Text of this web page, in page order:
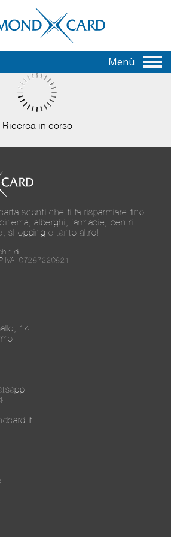
Menù
Ricerca in corso
sconti che ti fa risparmiare fino
alberghi, farmacie, centri
shopping e tanto altro!
di
07287220821
14